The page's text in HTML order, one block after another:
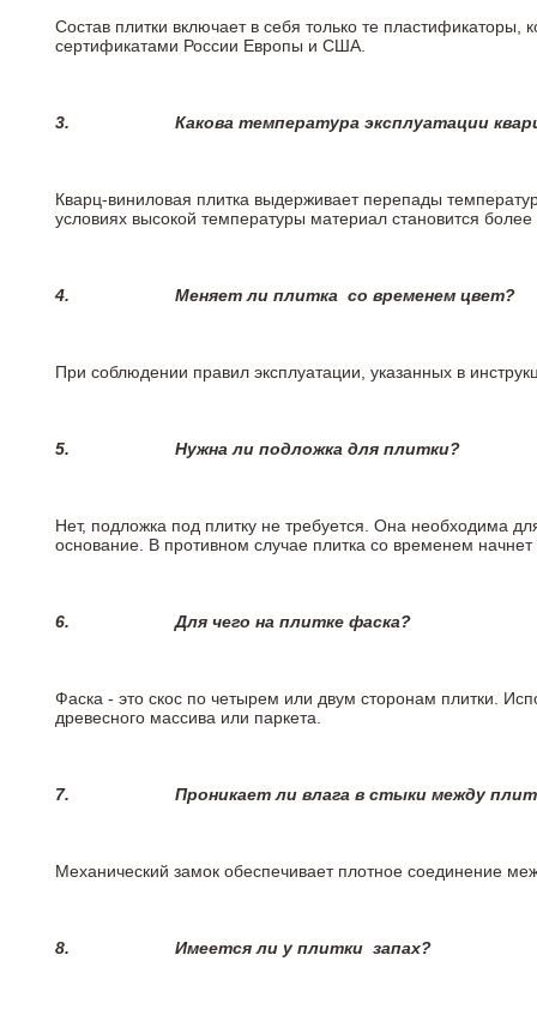
Состав плитки включает в себя только те
сертификатами России Европы и США.
3. Какова температура эксплуатации
Кварц-виниловая плитка выдерживает перепады
условиях высокой температуры материал становится
4. Меняет ли плитка со временем цвет?
При соблюдении правил эксплуатации, указанных в
5. Нужна ли подложка для плитки?
Нет, подложка под плитку не требуется. Она необходима
основание. В противном случае плитка со временем
6.Для чего на плитке фаска?
Фаска - это скос по четырем или двум сторонам плитки.
древесного массива или паркета.
7. Проникает ли влага в стыки между
Механический замок обеспечивает плотное соединение
8. Имеется ли у плитки запах?